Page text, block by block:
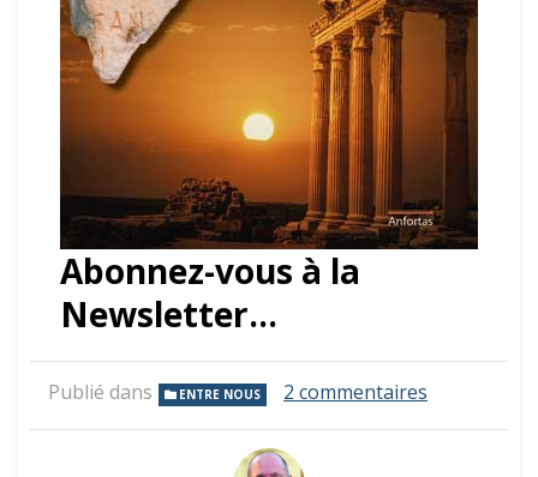
Abonnez-vous à la
Newsletter…
Publié dans ENTRE NOUS 2 commentaires
mot